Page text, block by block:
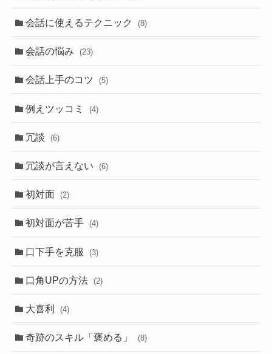
会話に使えるテクニック (8)
会話の悩み (23)
会話上手のコツ (5)
例えツッコミ (4)
冗談 (6)
冗談が言えない (6)
初対面 (2)
初対面が苦手 (4)
口下手を克服 (3)
口角UPの方法 (2)
大喜利 (4)
奇跡のスキル「褒める」 (8)